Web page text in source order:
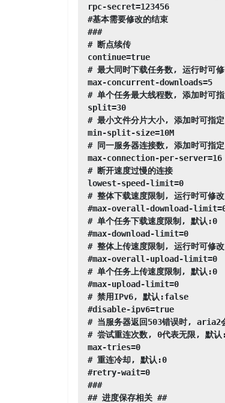
rpc-secret=123456
#基本需要修改的结束
###
# 断点续传
continue=true
# 最大同时下载任务数, 运行时可
max-concurrent-downloads=5
# 单个任务最大线程数, 添加时可
split=30
# 最小文件分片大小, 添加时可指
min-split-size=10M
# 同一服务器连接数, 添加时可指
max-connection-per-server=16
# 断开速度过慢的连接
lowest-speed-limit=0
# 整体下载速度限制, 运行时可修
#max-overall-download-
# 单个任务下载速度限制, 默认:0
#max-download-limit=0
# 整体上传速度限制, 运行时可修
#max-overall-upload-limit=0
# 单个任务上传速度限制, 默认:0
#max-upload-limit=0
# 禁用IPv6, 默认:false
#disable-ipv6=true
# 当服务器返回503错误时, aria2
# 尝试重连次数, 0代表无限, 默
max-tries=0
# 重连冷却, 默认:0
#retry-wait=0
###
## 进度保存相关 ##